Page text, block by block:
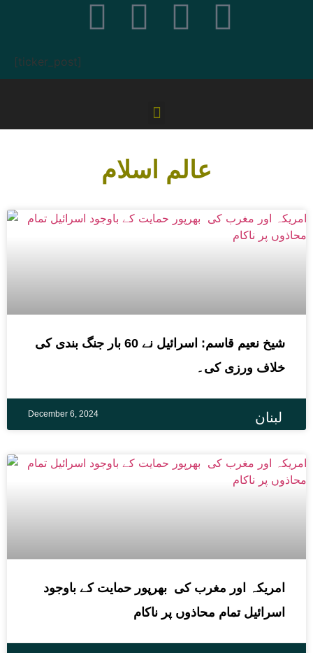
[ticker_post]
عالم اسلام
لبنان
شیخ نعیم قاسم: اسرائیل نے 60 بار جنگ بندی کی
خلاف ورزی کی۔
December 6, 2024
امریکہ اور مغرب کی بھرپور حمایت کے باوجود
اسرائیل تمام محاذوں پر ناکام